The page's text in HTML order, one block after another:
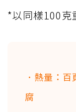
*以同樣100克
．熱量：
腐